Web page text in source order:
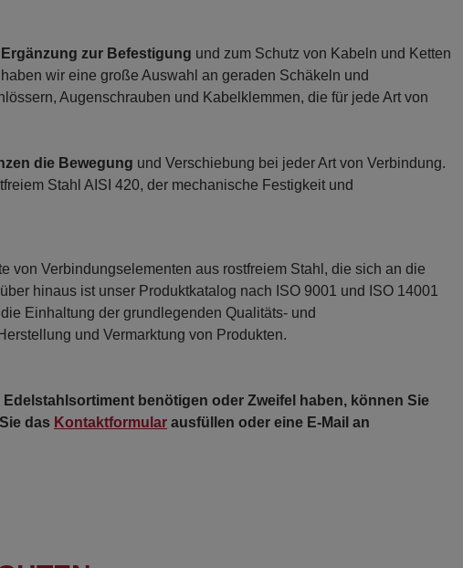
zur Befestigung und zum Schutz von Kabeln und Ketten
wir eine große Auswahl an geraden Schäkeln und
Augenschrauben und Kabelklemmen, die für jede Art von
die Bewegung und Verschiebung bei jeder Art von Verbindung.
Stahl AISI 420, der mechanische Festigkeit und
von Verbindungselementen aus rostfreiem Stahl, die sich an die
hinaus ist unser Produktkatalog nach ISO 9001 und ISO 14001
Einhaltung der grundlegenden Qualitäts- und
und Vermarktung von Produkten.
benötigen oder Zweifel haben, können Sie
das Kontaktformular ausfüllen oder eine E-Mail an